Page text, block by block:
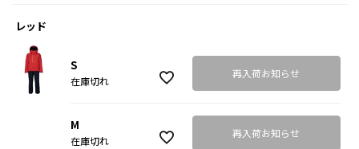
レッド
S
在庫切れ
再入荷お知らせ
M
在庫切れ
再入荷お知らせ